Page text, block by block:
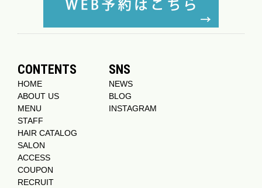
CONTENTS
HOME
ABOUT US
MENU
STAFF
HAIR CATALOG
SALON
ACCESS
COUPON
RECRUIT
SNS
NEWS
BLOG
INSTAGRAM